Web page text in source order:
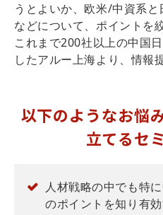
うとよいか、欧米/中資系
などについて、ポイントを
これまで200社以上の中国
したアルー上海より、情報
以下のようなお悩
立てるセ
人材戦略の中でも特
のポイントを知り有